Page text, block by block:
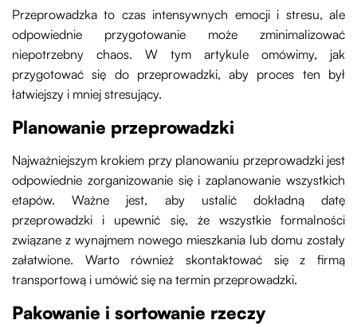
Przeprowadzka to czas intensywnych emocji i stresu, ale
odpowiednie przygotowanie może zminimalizować
niepotrzebny chaos. W tym artykule omówimy, jak
przygotować się do przeprowadzki, aby proces ten był
łatwiejszy i mniej stresujący.
Planowanie przeprowadzki
Najważniejszym krokiem przy planowaniu przeprowadzki jest
odpowiednie zorganizowanie się i zaplanowanie wszystkich
etapów. Ważne jest, aby ustalić dokładną datę
przeprowadzki i upewnić się, że wszystkie formalności
związane z wynajmem nowego mieszkania lub domu zostały
załatwione. Warto również skontaktować się z firmą
transportową i umówić się na termin przeprowadzki.
Pakowanie i sortowanie rzeczy